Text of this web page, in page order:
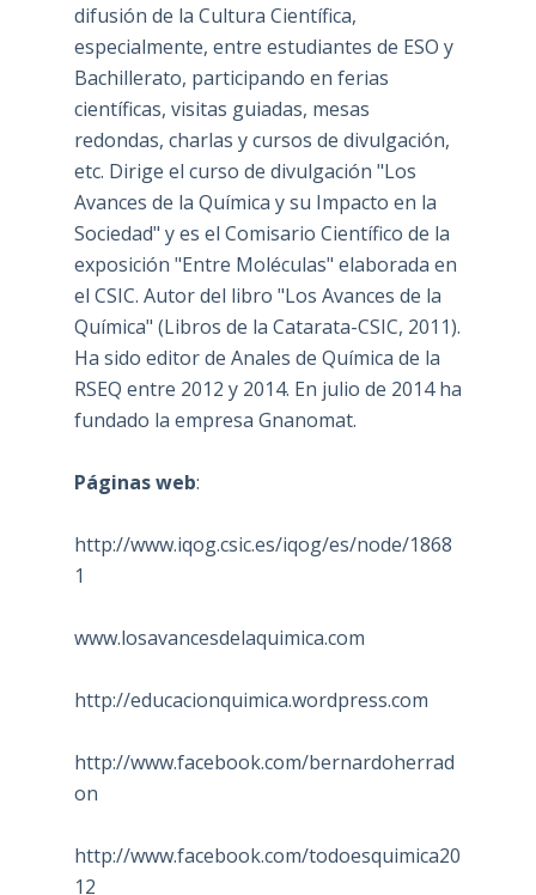
difusión de la Cultura Científica,
especialmente, entre estudiantes de ESO y
Bachillerato, participando en ferias
científicas, visitas guiadas, mesas
redondas, charlas y cursos de divulgación,
etc. Dirige el curso de divulgación "Los
Avances de la Química y su Impacto en la
Sociedad" y es el Comisario Científico de la
exposición "Entre Moléculas" elaborada en
el CSIC. Autor del libro "Los Avances de la
Química" (Libros de la Catarata-CSIC, 2011).
Ha sido editor de Anales de Química de la
RSEQ entre 2012 y 2014. En julio de 2014 ha
fundado la empresa Gnanomat.
Páginas web:
http://www.iqog.csic.es/iqog/es/node/1868
1
www.losavancesdelaquimica.com
http://educacionquimica.wordpress.com
http://www.facebook.com/bernardoherrad
on
http://www.facebook.com/todoesquimica20
12